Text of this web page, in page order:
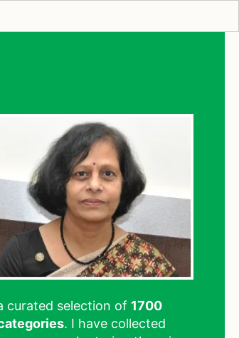
curated selection of 1700
. I have collected